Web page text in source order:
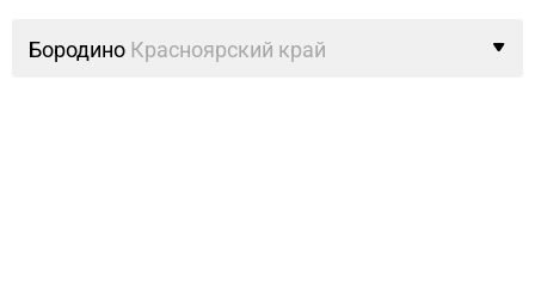
Бородино Красноярский край